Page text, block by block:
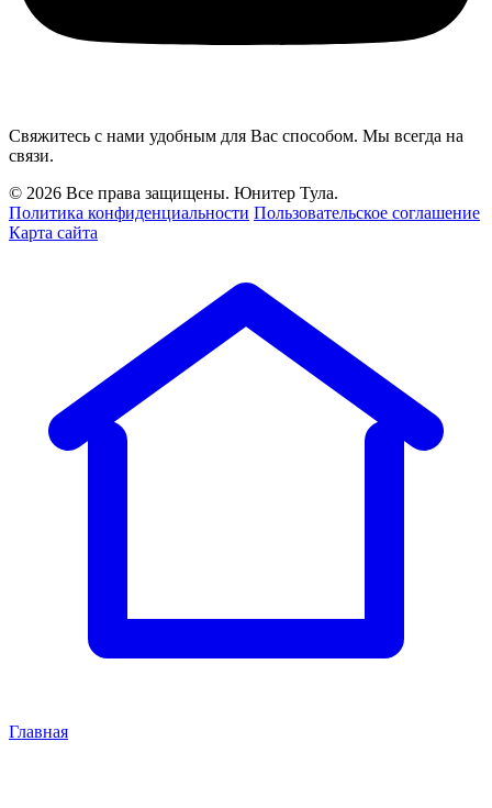
Свяжитесь с нами удобным для Вас способом. Мы всегда на
связи.
© 2026 Все права защищены. Юнитер Тула.
Политика конфиденциальности Пользовательское соглашение
Карта сайта
Главная